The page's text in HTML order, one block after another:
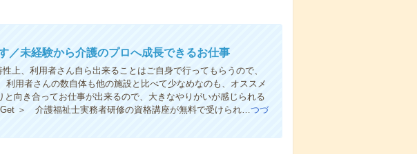
／未経験から介護のプロへ成長できるお仕事
上、利用者さん自ら出来ることはご自身で行ってもらうので、
用者さんの数自体も他の施設と比べて少なめなのも、オススメ
向き合ってお仕事が出来るので、大きなやりがいが感じられる
＞ 介護福祉士実務者研修の資格講座が無料で受けられ…つづ